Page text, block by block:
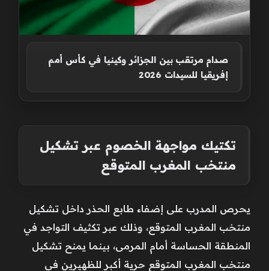
صدام مرتقب بين الجزائر وكينيا في كأس أمم
إفريقيا للسيدات 2026
تكتيك مواجهة الخصوم عبر تشكيل
منتخب المغرب المتوقع
يحرص المدرب على إضفاء طابع الحذر داخل تشكيل
منتخب المغرب المتوقع، وذلك عبر تكثيف التواجد في
المنطقة الحساسة أمام المرمى، بينما يمنح تشكيل
منتخب المغرب المتوقع حرية أكبر للظهيرين في